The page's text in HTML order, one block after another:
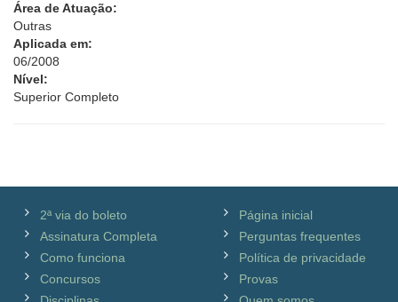
Área de Atuação:
Outras
Aplicada em:
06/2008
Nível:
Superior Completo
2ª via do boleto
Assinatura Completa
Como funciona
Concursos
Página inicial
Perguntas frequentes
Política de privacidade
Provas